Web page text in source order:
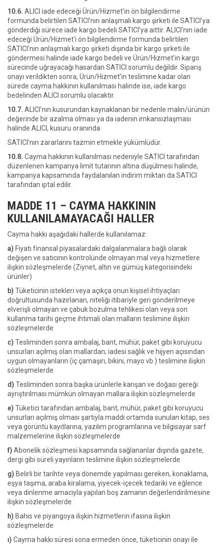
10.6. ALICI iade edeceği Ürün/Hizmet’in ön bilgilendirme
formunda belirtilen SATICI’nın anlaşmalı kargo şirketi ile SATICI’ya
gönderdiği sürece iade kargo bedeli SATICI’ya aittir. ALICI’nın iade
edeceği Ürün/Hizmet’i ön bilgilendirme formunda belirtilen
SATICI’nın anlaşmalı kargo şirketi dışında bir kargo şirketi ile
göndermesi halinde iade kargo bedeli ve Ürün/Hizmet’in kargo
sürecinde uğrayacağı hasardan SATICI sorumlu değildir. Sipariş
onayı verildikten sonra, Ürün/Hizmet’in teslimine kadar olan
sürede cayma hakkının kullanılması halinde ise, iade kargo
bedelinden ALICI sorumlu olacaktır.
10.7. ALICI’nın kusurundan kaynaklanan bir nedenle malın/ürünün
değerinde bir azalma olması ya da iadenin imkansızlaşması
halinde ALICI, kusuru oranında
SATICI’nın zararlarını tazmin etmekle yükümlüdür.
10.8. Cayma hakkının kullanılması nedeniyle SATICI tarafından
düzenlenen kampanya limit tutarının altına düşülmesi halinde,
kampanya kapsamında faydalanılan indirim miktarı da SATICI
tarafından iptal edilir.
MADDE 11 – CAYMA HAKKININ
KULLANILAMAYACAĞI HALLER
Cayma hakkı aşağıdaki hallerde kullanılamaz:
a) Fiyatı finansal piyasalardaki dalgalanmalara bağlı olarak
değişen ve satıcının kontrolünde olmayan mal veya hizmetlere
ilişkin sözleşmelerde (Ziynet, altın ve gümüş kategorisindeki
ürünler)
b) Tüketicinin istekleri veya açıkça onun kişisel ihtiyaçları
doğrultusunda hazırlanan, niteliği itibariyle geri gönderilmeye
elverişli olmayan ve çabuk bozulma tehlikesi olan veya son
kullanma tarihi geçme ihtimali olan malların teslimine ilişkin
sözleşmelerde
c) Tesliminden sonra ambalaj, bant, mühür, paket gibi koruyucu
unsurları açılmış olan mallardan; iadesi sağlık ve hijyen açısından
uygun olmayanların (iç çamaşırı, bikini, mayo vb.) teslimine ilişkin
sözleşmelerde
d) Tesliminden sonra başka ürünlerle karışan ve doğası gereği
ayrıştırılması mümkün olmayan mallara ilişkin sözleşmelerde
e) Tüketici tarafından ambalaj, bant, mühür, paket gibi koruyucu
unsurları açılmış olması şartıyla maddi ortamda sunulan kitap, ses
veya görüntü kayıtlarına, yazılım programlarına ve bilgisayar sarf
malzemelerine ilişkin sözleşmelerde
f) Abonelik sözleşmesi kapsamında sağlananlar dışında gazete,
dergi gibi süreli yayınların teslimine ilişkin sözleşmelerde
g) Belirli bir tarihte veya dönemde yapılması gereken, konaklama,
eşya taşıma, araba kiralama, yiyecek-içecek tedariki ve eğlence
veya dinlenme amacıyla yapılan boş zamanın değerlendirilmesine
ilişkin sözleşmelerde
h) Bahis ve piyangoya ilişkin hizmetlerin ifasına ilişkin
sözleşmelerde
ı) Cayma hakkı süresi sona ermeden önce, tüketicinin onayı ile